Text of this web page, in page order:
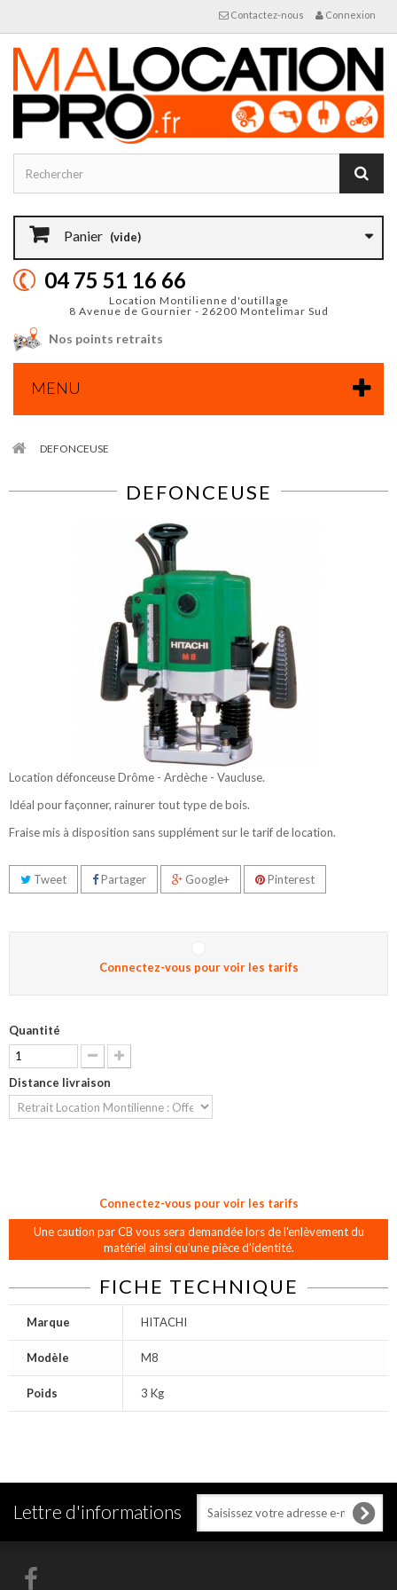
Connexion
Contactez-nous
Panier (vide)
04 75 51 16 66
Location Montilienne d'outillage
8 Avenue de Gournier - 26200 Montelimar Sud
Nos points retraits
MENU
DEFONCEUSE
DEFONCEUSE
Location défonceuse Drôme - Ardèche - Vaucluse.
Idéal pour façonner, rainurer tout type de bois.
Fraise mis à disposition sans supplément sur le tarif de location.
Tweet Partager Google+ Pinterest
Connectez-vous pour voir les tarifs
Quantité
Distance livraison
Connectez-vous pour voir les tarifs
Une caution par CB vous sera demandée lors de l'enlèvement du
matériel ainsi qu'une pièce d’identité.
FICHE TECHNIQUE
Marque HITACHI
Modèle M8
Poids 3 Kg
Lettre d'informations